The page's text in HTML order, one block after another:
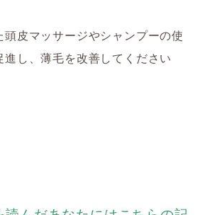
皮マッサージやシャンプーの使
進し、薄毛を改善してください